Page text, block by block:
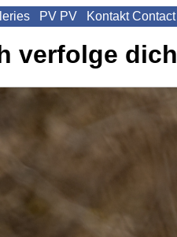
PV PV Kontakt Contact
verfolge dich